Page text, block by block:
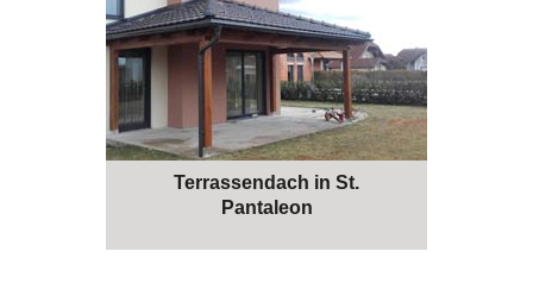
Terrassendach in St.
Pantaleon